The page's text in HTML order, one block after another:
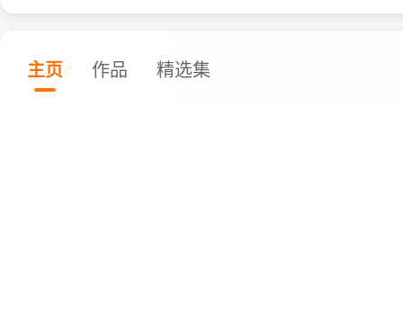
主页 作品 精选集